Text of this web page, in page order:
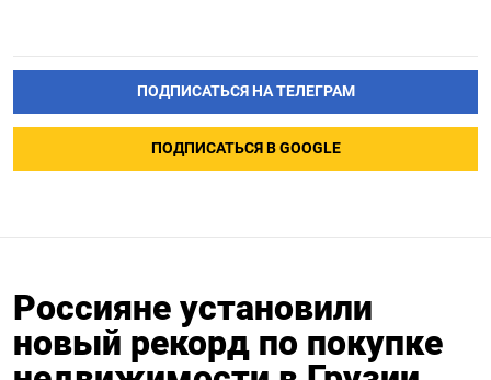
ПОДПИСАТЬСЯ НА ТЕЛЕГРАМ
ПОДПИСАТЬСЯ В GOOGLE
Россияне установили
новый рекорд по покупке